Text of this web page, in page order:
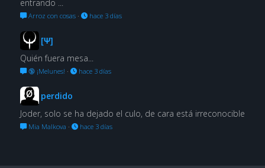
entrando ...
Arroz con cosas· hace 3 días
[Ψ]
Quién fuera mesa...
🔞 ¡Melunes! · hace 3 días
perdido
Joder, solo se ha dejado el culo, de cara está irreconocible
Mia Malkova · hace 3 días